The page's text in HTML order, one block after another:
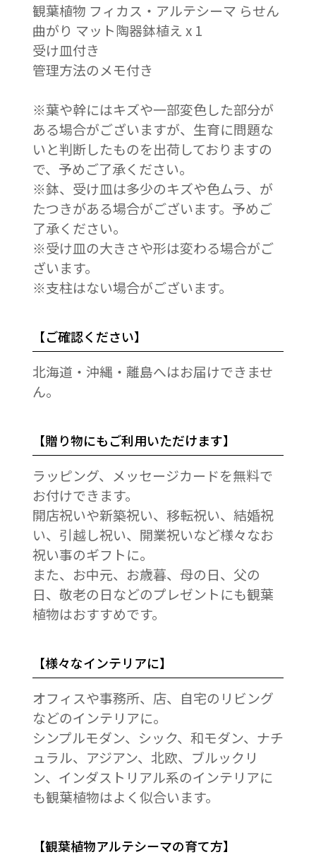
観葉植物 フィカス・アルテシーマ らせん
曲がり マット陶器鉢植え x 1
受け皿付き
管理方法のメモ付き
※葉や幹にはキズや一部変色した部分が
ある場合がございますが、生育に問題な
いと判断したものを出荷しておりますの
で、予めご了承ください。
※鉢、受け皿は多少のキズや色ムラ、が
たつきがある場合がございます。予めご
了承ください。
※受け皿の大きさや形は変わる場合がご
ざいます。
※支柱はない場合がございます。
【ご確認ください】
北海道・沖縄・離島へはお届けできませ
ん。
【贈り物にもご利用いただけます】
ラッピング、メッセージカードを無料で
お付けできます。
開店祝いや新築祝い、移転祝い、結婚祝
い、引越し祝い、開業祝いなど様々なお
祝い事のギフトに。
また、お中元、お歳暮、母の日、父の
日、敬老の日などのプレゼントにも観葉
植物はおすすめです。
【様々なインテリアに】
オフィスや事務所、店、自宅のリビング
などのインテリアに。
シンプルモダン、シック、和モダン、ナチ
ュラル、アジアン、北欧、ブルックリ
ン、インダストリアル系のインテリアに
も観葉植物はよく似合います。
【観葉植物アルテシーマの育て方】